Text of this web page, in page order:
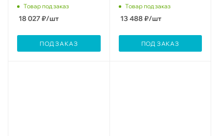
HD звук, премиальный
виброоповещение
Товар под заказ
18 027₽/шт
ПОД ЗАКАЗ
фонарик, HD звук, IP65,
Товар под заказ
13 488₽/шт
ПОД ЗАКАЗ